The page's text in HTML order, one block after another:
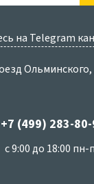
на Telegram
+7 (499) 283-
с 9:00 до 18:00 пн-